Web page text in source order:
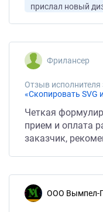
прислал новый
auto1.ru/. После
убрать этот
шантажировать,
отзыв, а после
он перешел на
отзывы обо мне и
Фрилансер
Отзыв исполнителя
Четкая
прием и оплата
заказчик,
ООО